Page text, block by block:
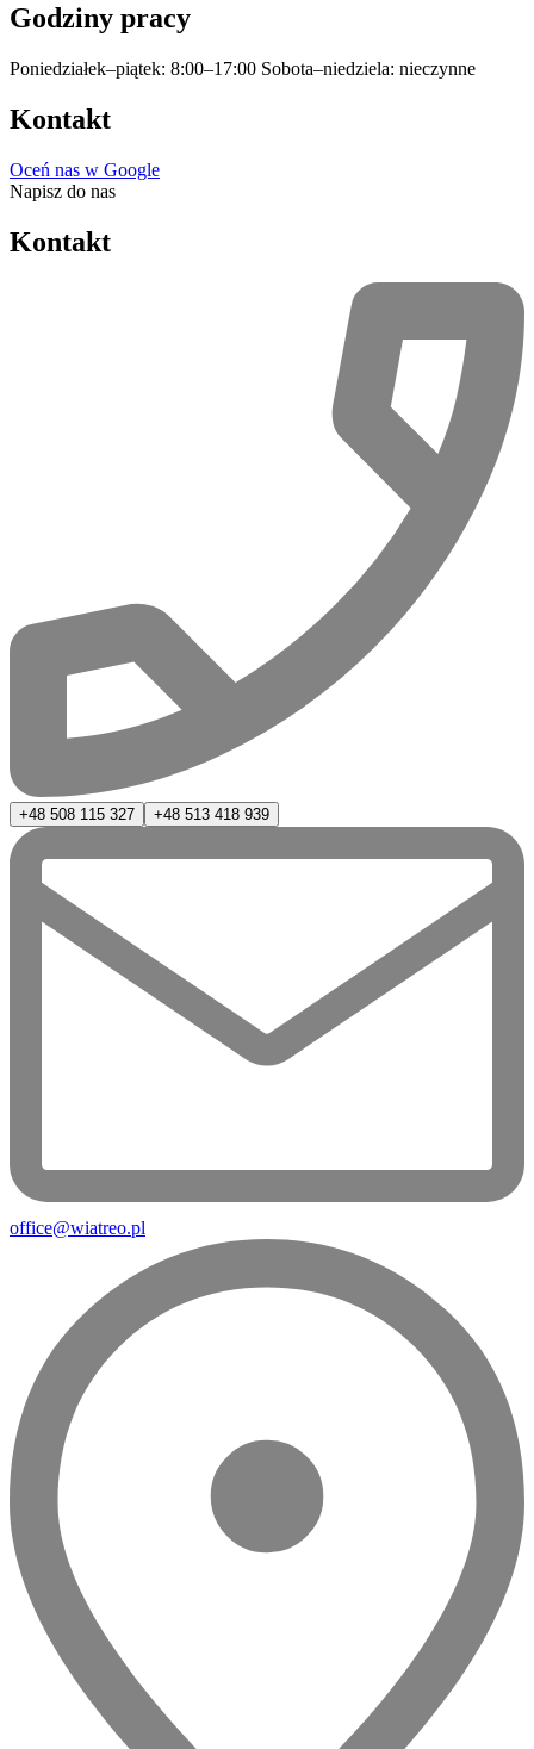
Godziny pracy
Poniedziałek–piątek: 8:00–17:00 Sobota–niedziela: nieczynne
Kontakt
Oceń nas w Google
Napisz do nas
Kontakt
+48 508 115 327 +48 513 418 939
office@wiatreo.pl